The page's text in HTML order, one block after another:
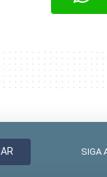
SIGA